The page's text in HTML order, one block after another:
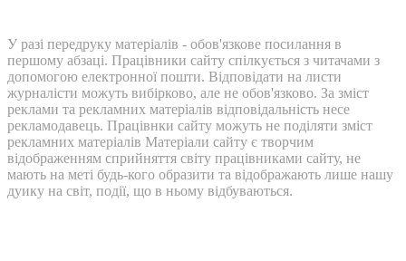
У разі передруку матеріалів - обов'язкове посилання в
першому абзаці. Працівники сайту спілкується з читачами з
допомогою електронної пошти. Відповідати на листи
журналісти можуть вибірково, але не обов'язково. За зміст
реклами та рекламних матеріалів відповідальність несе
рекламодавець. Працівнки сайту можуть не поділяти зміст
рекламних матеріалів Матеріали сайту є творчим
відображенням сприйняття світу працівниками сайту, не
мають на меті будь-кого образити та відображають лише нашу
дуику на світ, події, що в ньому відбуваються.